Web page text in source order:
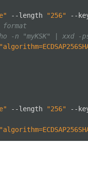
--length "256"
--
-n "myKSK" | xxd -
--length "256"
--